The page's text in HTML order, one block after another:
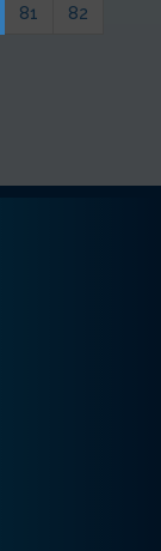
81
82